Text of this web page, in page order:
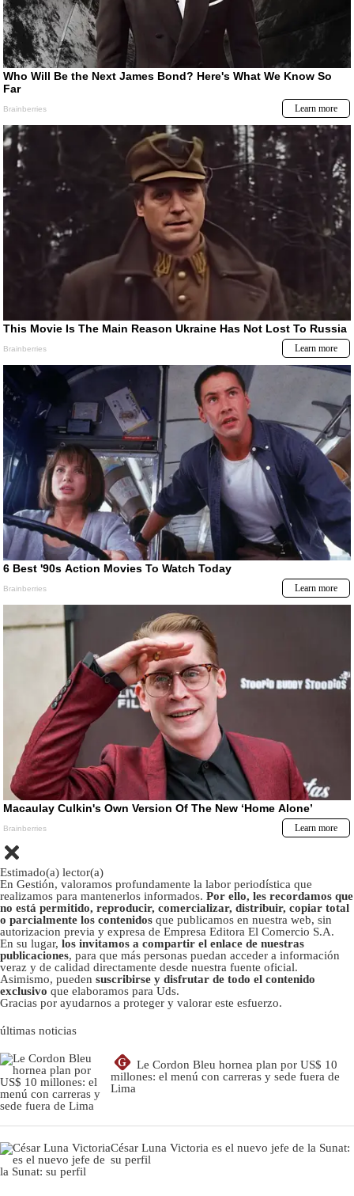
Estimado(a) lector(a)
En Gestión, valoramos profundamente la labor periodística que
realizamos para mantenerlos informados. Por ello, les recordamos que
no está permitido, reproducir, comercializar, distribuir, copiar total
o parcialmente los contenidos que publicamos en nuestra web, sin
autorizacion previa y expresa de Empresa Editora El Comercio S.A.
En su lugar, los invitamos a compartir el enlace de nuestras
publicaciones, para que más personas puedan acceder a información
veraz y de calidad directamente desde nuestra fuente oficial.
Asimismo, pueden suscribirse y disfrutar de todo el contenido
exclusivo que elaboramos para Uds.
Gracias por ayudarnos a proteger y valorar este esfuerzo.
últimas noticias
G
Le Cordon Bleu hornea plan por US$ 10
millones: el menú con carreras y sede fuera de
Lima
César Luna Victoria es el nuevo jefe de la Sunat:
su perfil